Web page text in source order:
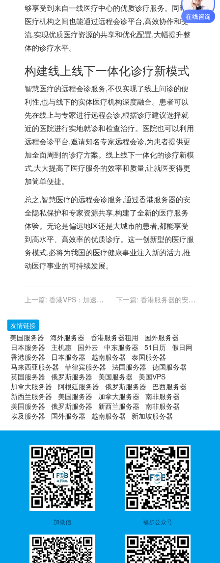
够享受到来自一线医疗中心的优质诊疗服务。同时,
医疗机构之间也能通过远程会诊平台,高效协作和交
流,实现优质医疗资源的共享和优化配置,大幅提升整
体的诊疗水平。
构建线上线下一体化诊疗新模式
智慧医疗的远程会诊服务,不仅实现了线上问诊的便
利性,也与线下的实体医疗机构深度融合。患者可以
先在线上与专家进行远程会诊,根据诊疗建议选择就
近的医院进行实地就诊和检查治疗。医院也可以利用
远程会诊平台,邀请知名专家远程会诊,为患者提供更
加全面周到的诊疗方案。线上线下一体化的诊疗新模
式,大大提高了医疗服务的效率和质量,让就医变得更
加简单便捷。
总之,智慧医疗的远程会诊服务,通过香港服务器的安
全隐私保护和专家资源共享,构建了全新的医疗服务
体验。无论是偏远地区还是大城市的患者,都能享受
到高水平、高效率的优质诊疗。这一创新型的医疗服
务模式,必将为我国的医疗健康事业注入新的活力,推
动医疗事业的可持续发展。
上一篇: 香港VPS：加速全
下一篇: 香港服务器的安全
友情链接
美国服务器 海外服务器 香港服务器租用
国外服务器
日本服务器
主机惠 国外云 中东服务器 51日历 假日网
香港服务器
日本服务器 越南服务器
泰国服务器
马来西亚服务器
菲律宾服务器 法国服务器
德国服务器
英国服务器
俄罗斯服务器 美国服务器
美国VPS
加拿大服务器
阿根廷服务器 俄罗斯服务器
巴西服务器
新西兰服务器
美国服务器 加拿大服务器
南非服务器
美国服务器
俄罗斯服务器 新西兰服务器
南非服务器
埃及服务器
国外服务器 越南服务器 新加坡服务器
加微信 福步公众号